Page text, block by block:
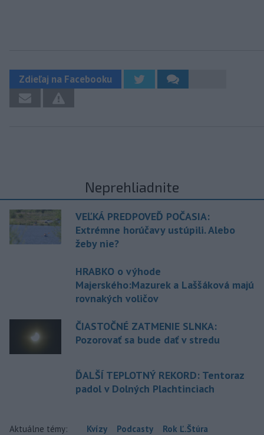
Zdieľaj na Facebooku
Neprehliadnite
VEĽKÁ PREDPOVEĎ POČASIA:
Extrémne horúčavy ustúpili. Alebo
žeby nie?
HRABKO o výhode
Majerského:Mazurek a Laššáková majú
rovnakých voličov
ČIASTOČNÉ ZATMENIE SLNKA:
Pozorovať sa bude dať v stredu
ĎALŠÍ TEPLOTNÝ REKORD: Tentoraz
padol v Dolných Plachtinciach
Aktuálne témy: Kvízy Podcasty Rok Ľ.Štúra